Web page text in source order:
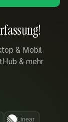
& Mobil
& mehr
Linear